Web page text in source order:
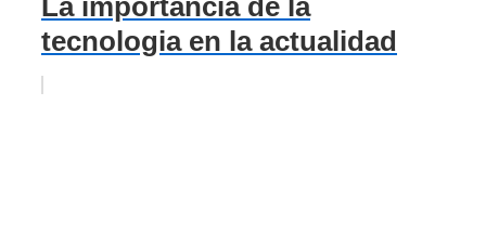
La importancia de la
tecnologia en la actualidad